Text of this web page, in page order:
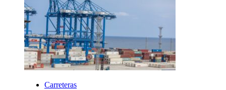
Carreteras